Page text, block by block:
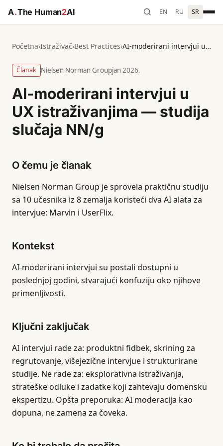
A.The Human2AI EN RU SR
Početna›Istraživač›Best Practices› AI-moderirani intervjui u UX istraživanjima — studija slučaja NN/g
Članak Nielsen Norman Groupjan 2026.
AI-moderirani intervjui u
UX istraživanjima — studija
slučaja NN/g
O čemu je članak
Nielsen Norman Group je sprovela praktičnu studiju
sa 10 učesnika iz 8 zemalja koristeći dva AI alata za
intervjue: Marvin i UserFlix.
Kontekst
AI-moderirani intervjui su postali dostupni u
poslednjoj godini, stvarajući konfuziju oko njihove
primenljivosti.
Ključni zaključak
AI intervjui rade za: produktni fidbek, skrining za
regrutovanje, višejezične intervjue i strukturirane
studije. Ne rade za: eksplorativna istraživanja,
strateške odluke i zadatke koji zahtevaju domensku
ekspertizu. Opšta preporuka: AI moderacija kao
dopuna, ne zamena za čoveka.